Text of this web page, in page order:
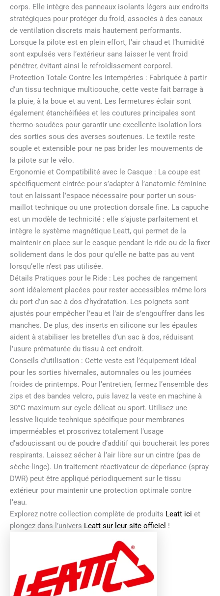
corps. Elle intègre des panneaux isolants légers aux endroits
stratégiques pour protéger du froid, associés à des canaux
de ventilation discrets mais hautement performants.
Lorsque la pilote est en plein effort, l’air chaud et l’humidité
sont expulsés vers l’extérieur sans laisser le vent froid
pénétrer, évitant ainsi le refroidissement corporel.
Protection Totale Contre les Intempéries : Fabriquée à partir
d’un tissu technique multicouche, cette veste fait barrage à
la pluie, à la boue et au vent. Les fermetures éclair sont
également étanchéifiées et les coutures principales sont
thermo-soudées pour garantir une excellente isolation lors
des sorties sous des averses soutenues. Le textile reste
souple et extensible pour ne pas brider les mouvements de
la pilote sur le vélo.
Ergonomie et Compatibilité avec le Casque : La coupe est
spécifiquement cintrée pour s’adapter à l’anatomie féminine
tout en laissant l’espace nécessaire pour porter un sous-
maillot technique ou une protection dorsale fine. La capuche
est un modèle de technicité : elle s’ajuste parfaitement et
intègre le système magnétique Leatt, qui permet de la
maintenir en place sur le casque pendant le ride ou de la fixer
solidement dans le dos pour qu’elle ne batte pas au vent
lorsqu’elle n’est pas utilisée.
Détails Pratiques pour le Ride : Les poches de rangement
sont idéalement placées pour rester accessibles même lors
du port d’un sac à dos d’hydratation. Les poignets sont
ajustés pour empêcher l’eau et l’air de s’engouffrer dans les
manches. De plus, des inserts en silicone sur les épaules
aident à stabiliser les bretelles d’un sac à dos, réduisant
l’usure prématurée du tissu à cet endroit.
Conseils d’utilisation : Cette veste est l’équipement idéal
pour les sorties hivernales, automnales ou les journées
froides de printemps. Pour l’entretien, fermez l’ensemble des
zips et des bandes velcro, puis lavez la veste en machine à
30°C maximum sur cycle délicat ou sport. Utilisez une
lessive liquide technique spécifique pour membranes
imperméables et proscrivez totalement l’usage
d’adoucissant ou de poudre d’additif qui boucherait les pores
respirants. Laissez sécher à l’air libre sur un cintre (pas de
sèche-linge). Un traitement réactivateur de déperlance (spray
DWR) peut être appliqué périodiquement sur le tissu
extérieur pour maintenir une protection optimale contre
l’eau.
Explorez notre collection complète de produits Leatt ici et
plongez dans l’univers Leatt sur leur site officiel !